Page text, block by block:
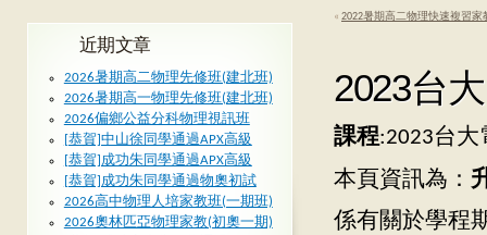
« 2022暑期高二物理快速複習家
2023台
課程:2023台
本頁資訊為：
係有關於學程
近期文章
2026暑期高二物理先修班(建北班)
2026暑期高一物理先修班(建北班)
2026偏鄉公益分科物理視訊班
[恭賀]中山徐同學通過APX高級
[恭賀]成功朱同學通過APX高級
[恭賀]成功朱同學通過物奧初試
2026高中物理人培家教班(一期班)
2026奧林匹亞物理家教(初奧一期)